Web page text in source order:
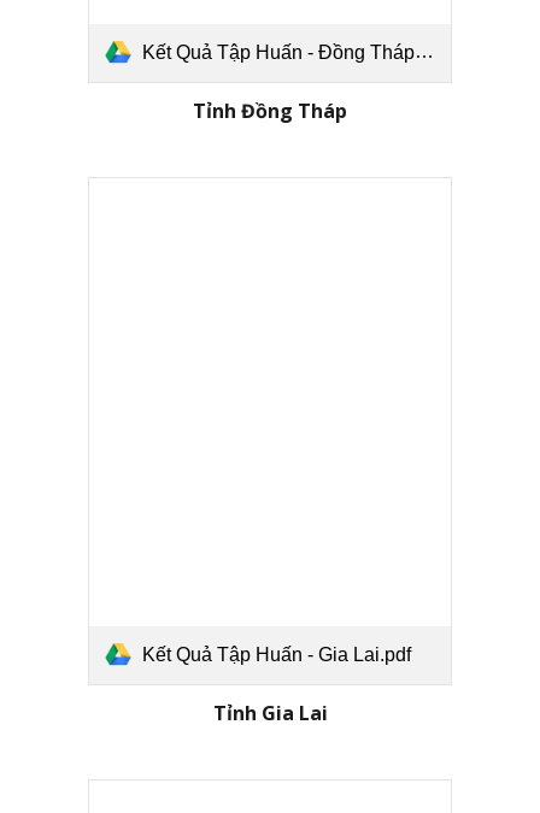
Kết Quả Tập Huấn - Đồng Tháp.pdf
Tỉnh Đồng Tháp
Kết Quả Tập Huấn - Gia Lai.pdf
Tỉnh Gia Lai